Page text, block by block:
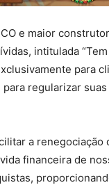
e maior
intitulada
para
regularizar
a
financeira de